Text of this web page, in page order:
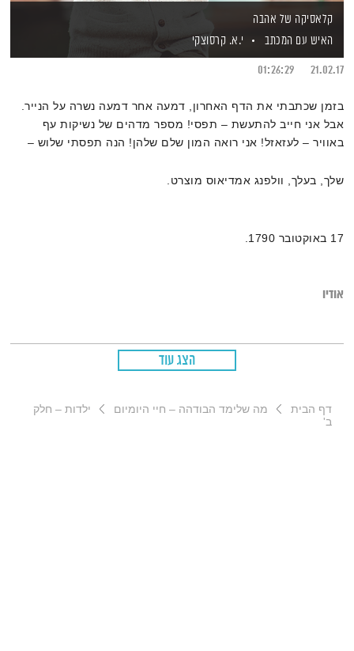
קלאסיקה של אהבה
האיש עם המכתב
י.א. קרסוצקי
21.02.17
01:26:29
בזמן שכתבתי את הדף האחרון, דמעה אחר דמעה נשרה על הנייר.
אבל אני חייב להתעשת – תפסי! מספר מדהים של נשיקות עף
באוויר – לעזאזל! אני רואה המון שלם שלהן! הנה תפסתי שלוש –
שלך, בעלך, וולפנג אמדיאוס מוצרט.
17 באוקטובר 1790.
אודיו
הצג עוד
דף הבית מה שלימד הבודהה – חיי היומיום
ילדות – חלק
ב'